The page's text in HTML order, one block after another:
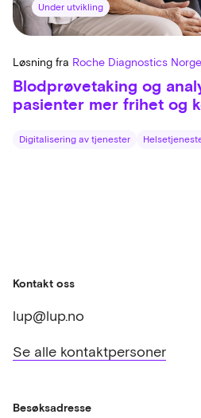
Under utvikling
Løsning fra Roche Diagnostics
Blodprøvetaking og
pasienter mer frihet og
Digitalisering av tjenester
Kontakt oss
lup@lup.no
Se alle kontaktpersoner
Besøksadresse